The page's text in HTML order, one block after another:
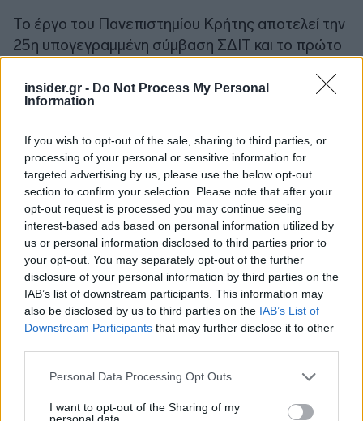
insider.gr - Do Not Process My Personal
Information
If you wish to opt-out of the sale, sharing to third parties, or
processing of your personal or sensitive information for
targeted advertising by us, please use the below opt-out
section to confirm your selection. Please note that after your
opt-out request is processed you may continue seeing
interest-based ads based on personal information utilized by
us or personal information disclosed to third parties prior to
your opt-out. You may separately opt-out of the further
disclosure of your personal information by third parties on the
IAB’s list of downstream participants. This information may
also be disclosed by us to third parties on the IAB’s List of
Downstream Participants that may further disclose it to other
Please note that this website/app uses one or more Google
not limited to your visit or usage behaviour. You may click to
Personal Data Processing Opt Outs
I want to opt-out of the Sharing of my
personal data.
Το έργο του Πανεπιστημίου Κρήτης αποτελεί την
25η υπογεγραμμένη σύμβαση ΣΔΙΤ και το πρώτο
διαθεσιμότητας, με τη συνολική αξία των
συμβασιοποιημένων έργων ΣΔΙΤ να ανέρχεται
Ο Αναπληρωτής Υπουργός Εθνικής
Οικονομίας και Οικονομικών Νίκος
Παπαθανάσης δήλωσε:«Η υπογραφή του νέου
έργου ΣΔΙΤ, που αφορά την κατασκευή και
λειτουργία φοιτητικών εστιών και άλλων
εγκαταστάσεων στο Πανεπιστήμιο Κρήτης,
σηματοδοτεί την σημασία που αποδίδει η
Κυβέρνηση στην αντιμετώπιση των προβλημάτων
όπως αυτές που αποτελούν αναπόσπαστο
κομμάτι της εκπαιδευτικής διαδικασίας. Επιπλέον,